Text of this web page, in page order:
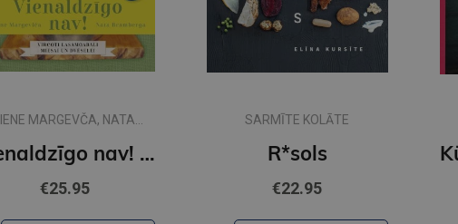
LIENE MARGEVČA, NATA
Vienaldzīgo nav! Vircoti lasāmgabali miesai un dvēselei
€25.95
SARMĪTE KOLĀTE
R*sols
€22.95